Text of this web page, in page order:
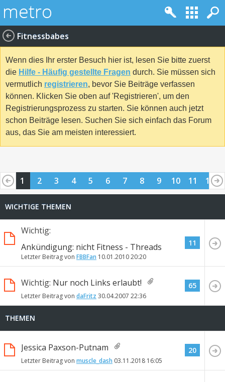
Fitnessbabes
Wenn dies Ihr erster Besuch hier ist, lesen Sie bitte zuerst
die Hilfe - Häufig gestellte Fragen durch. Sie müssen sich
vermutlich registrieren, bevor Sie Beiträge verfassen
können. Klicken Sie oben auf 'Registrieren', um den
Registrierungsprozess zu starten. Sie können auch jetzt
schon Beiträge lesen. Suchen Sie sich einfach das Forum
aus, das Sie am meisten interessiert.
1 2 3 4 5 6 7 8 9 10 11
12
25
26
WICHTIGE THEMEN
Wichtig:
Ankündigung: nicht Fitness - Threads
Letzter Beitrag von FBBFan 10.01.201020:20
11
Wichtig: Nur noch Links erlaubt!
Letzter Beitrag von daFritz 30.04.2007 22:36
65
THEMEN
Jessica Paxson-Putnam
Letzter Beitrag von muscle_dash 03.11.2018 16:05
20